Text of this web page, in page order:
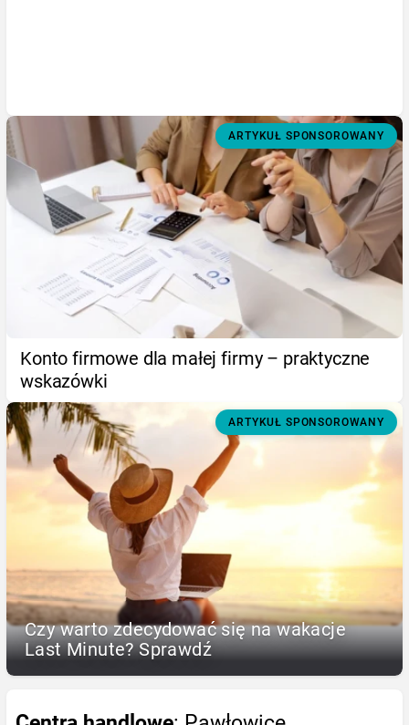
ARTYKUŁ SPONSOROWANY
Konto firmowe dla małej firmy – praktyczne
wskazówki
ARTYKUŁ SPONSOROWANY
Czy warto zdecydować się na wakacje
Last Minute? Sprawdź